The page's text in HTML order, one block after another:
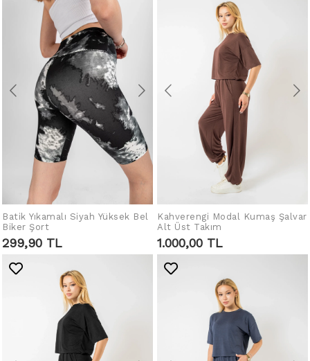
SEPETE EKLE
Batik Yıkamalı Siyah Yüksek Bel
Biker Şort
299,90 TL
SEPETE EKLE
Kahverengi Modal Kumaş Şalvar
Alt Üst Takım
1.000,00 TL